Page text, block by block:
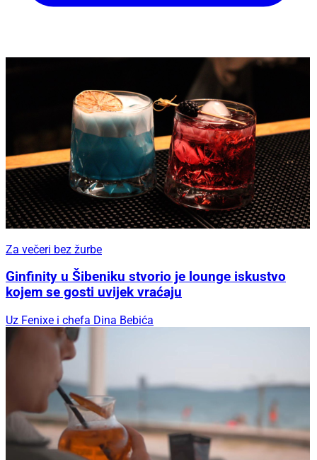
Za večeri bez žurbe
Ginfinity u Šibeniku stvorio je lounge iskustvo
kojem se gosti uvijek vraćaju
Uz Fenixe i chefa Dina Bebića